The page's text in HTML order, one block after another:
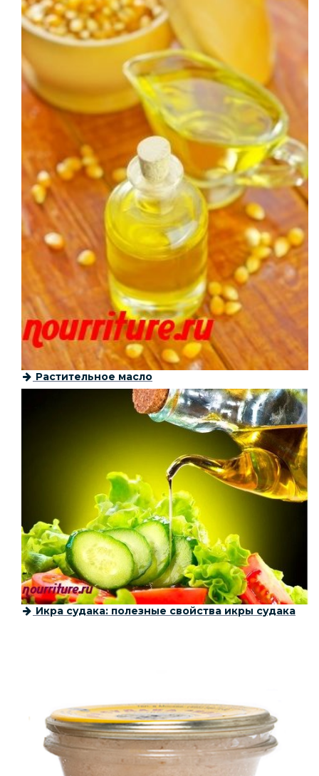
Растительное масло
Икра судака: полезные свойства икры судака